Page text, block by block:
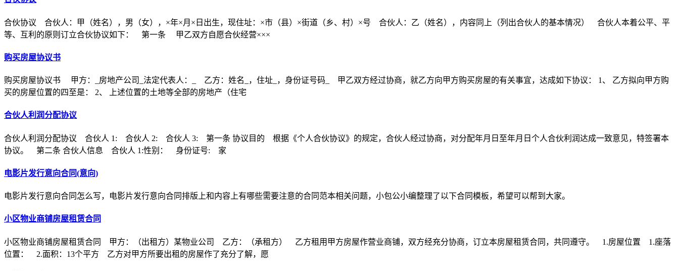
合伙协议 合伙人：甲（姓名），男（女），×年×月×日出生，现住址：×市（县）×街道（乡、村）×号 合伙人：乙（姓名），内容同上（列出合伙人的基本情况） 合伙人本着公平、平
等、互利的原则订立合伙协议如下： 第一条 甲乙双方自愿合伙经营×××
购买房屋协议书
购买房屋协议书 甲方：_房地产公司_法定代表人：_ 乙方：姓名_，住址_，身份证号码_ 甲乙双方经过协商，就乙方向甲方购买房屋的有关事宜，达成如下协议： 1、 乙方拟向甲方购
买的房屋位置的四至是： 2、 上述位置的土地等全部的房地产（住宅
合伙人利润分配协议
合伙人利润分配协议 合伙人 1: 合伙人 2: 合伙人 3: 第一条 协议目的 根据《个人合伙协议》的规定，合伙人经过协商，对分配年月日至年月日个人合伙利润达成一致意见，特签署本
协议。 第二条 合伙人信息 合伙人 1:性别： 身份证号: 家
电影片发行意向合同(意向)
电影片发行意向合同怎么写，电影片发行意向合同排版上和内容上有哪些需要注意的合同范本相关问题，小包公小编整理了以下合同模板，希望可以帮到大家。
小区物业商铺房屋租赁合同
小区物业商铺房屋租赁合同 甲方：（出租方）某物业公司 乙方：（承租方） 乙方租用甲方房屋作营业商铺，双方经充分协商，订立本房屋租赁合同，共同遵守。 1.房屋位置 1.座落
位置： 2.面积：13个平方 乙方对甲方所要出租的房屋作了充分了解，愿